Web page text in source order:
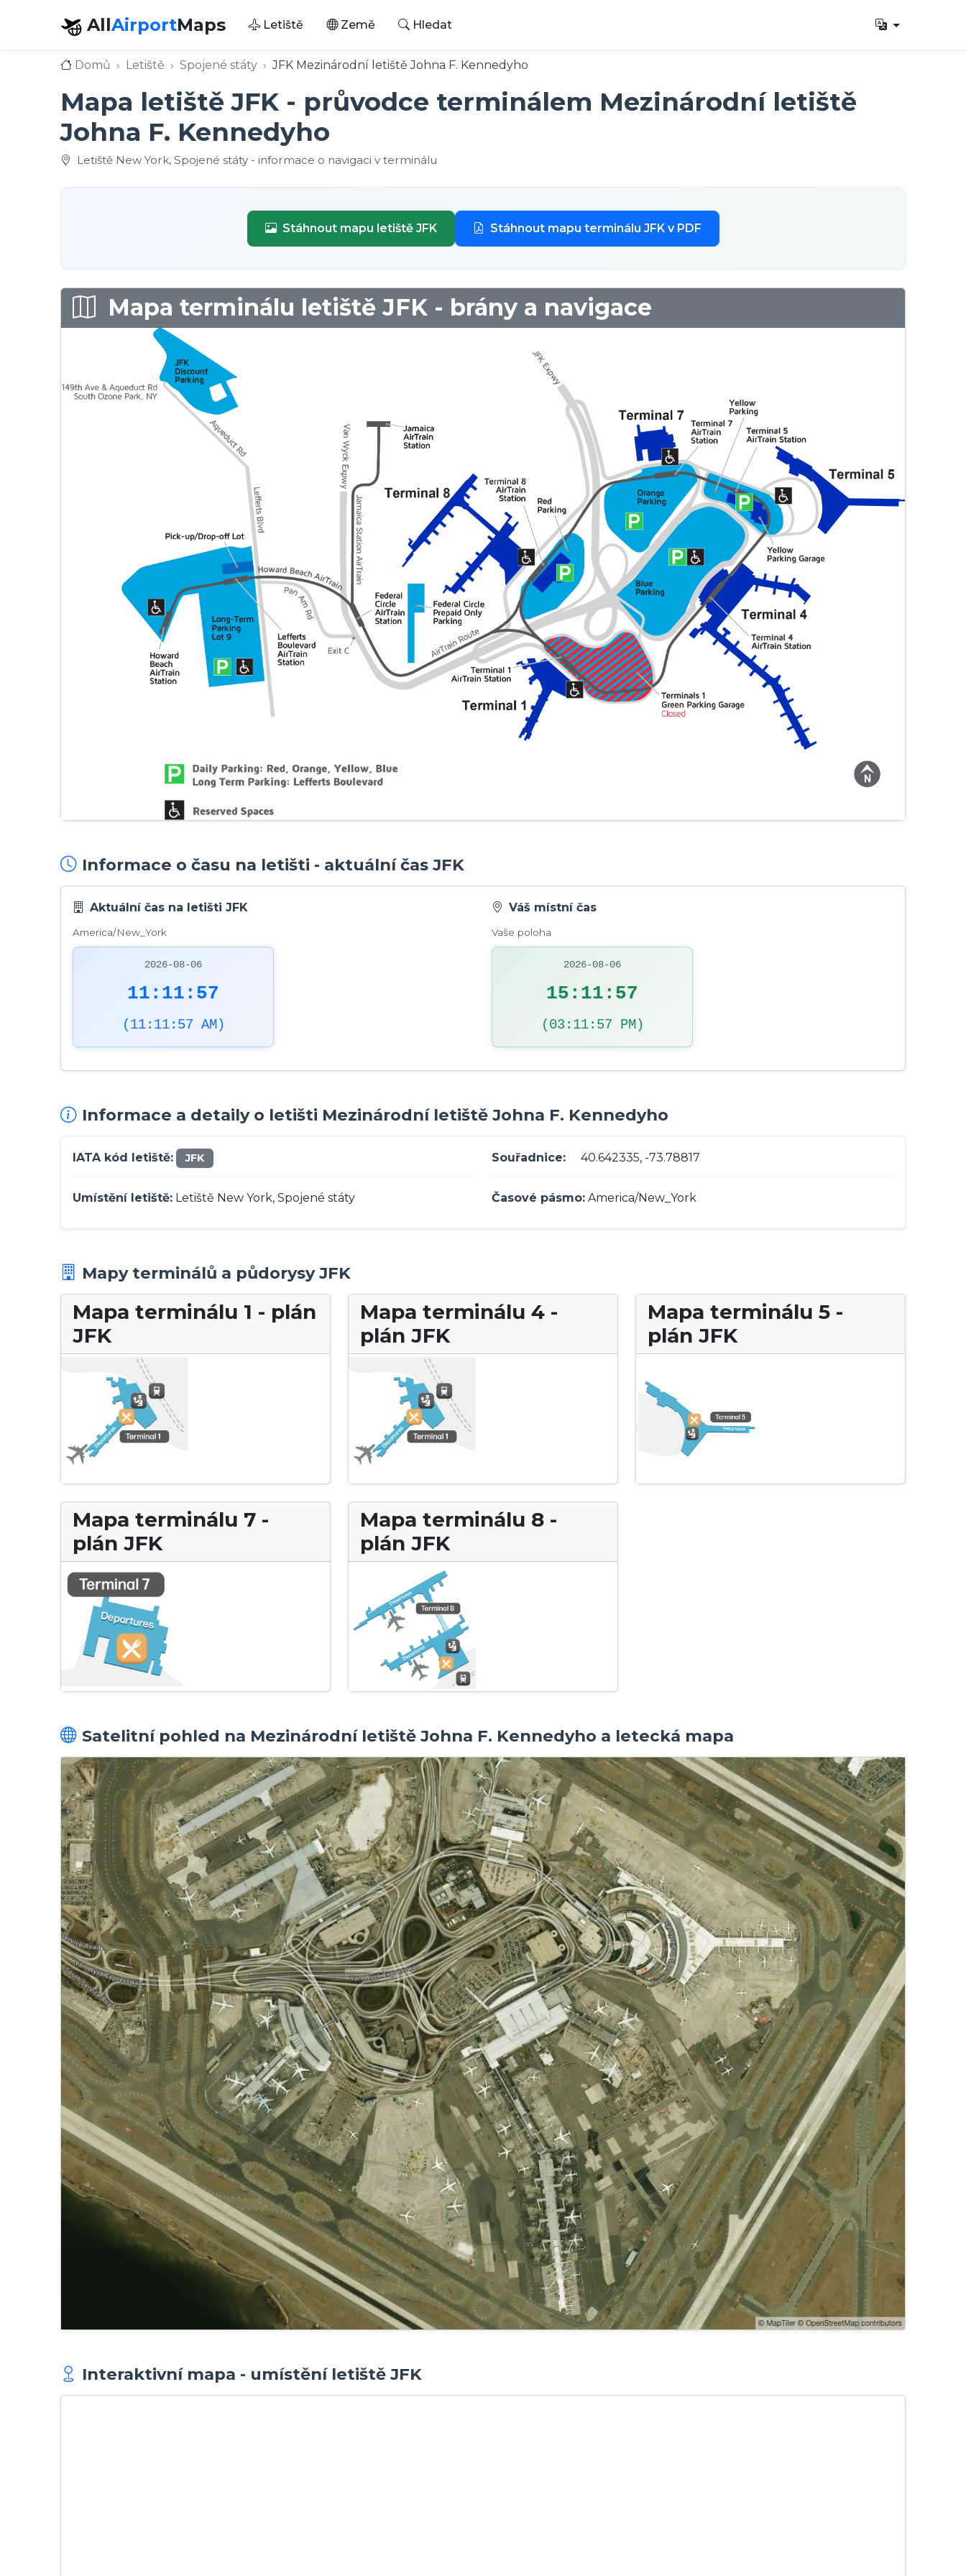
AllAirportMaps Letiště Země Hledat
Domů Letiště Spojené státy JFK Mezinárodní letiště Johna F. Kennedyho
Mapa letiště JFK - průvodce terminálem Mezinárodní letiště
Johna F. Kennedyho
Letiště New York, Spojené státy - informace o navigaci v terminálu
Stáhnout mapu letiště JFK Stáhnout mapu terminálu JFK v PDF
Mapa terminálu letiště JFK - brány a navigace
Informace o času na letišti - aktuální čas JFK
Aktuální čas na letišti JFK
America/New_York
2026-08-06
11:11:59
(11:11:59 AM)
Váš místní čas
Vaše poloha
2026-08-06
15:11:59
(03:11:59 PM)
Informace a detaily o letišti Mezinárodní letiště Johna F. Kennedyho
IATA kód letiště: JFK
Umístění letiště: Letiště New York, Spojené státy
Souřadnice: 40.642335, -73.78817
Časové pásmo: America/New_York
Mapy terminálů a půdorysy JFK
Mapa terminálu 1 - plán
JFK
Mapa terminálu 4 -
plán JFK
Mapa terminálu 5 -
plán JFK
Mapa terminálu 7 -
plán JFK
Mapa terminálu 8 -
plán JFK
Satelitní pohled na Mezinárodní letiště Johna F. Kennedyho a letecká mapa
Interaktivní mapa - umístění letiště JFK